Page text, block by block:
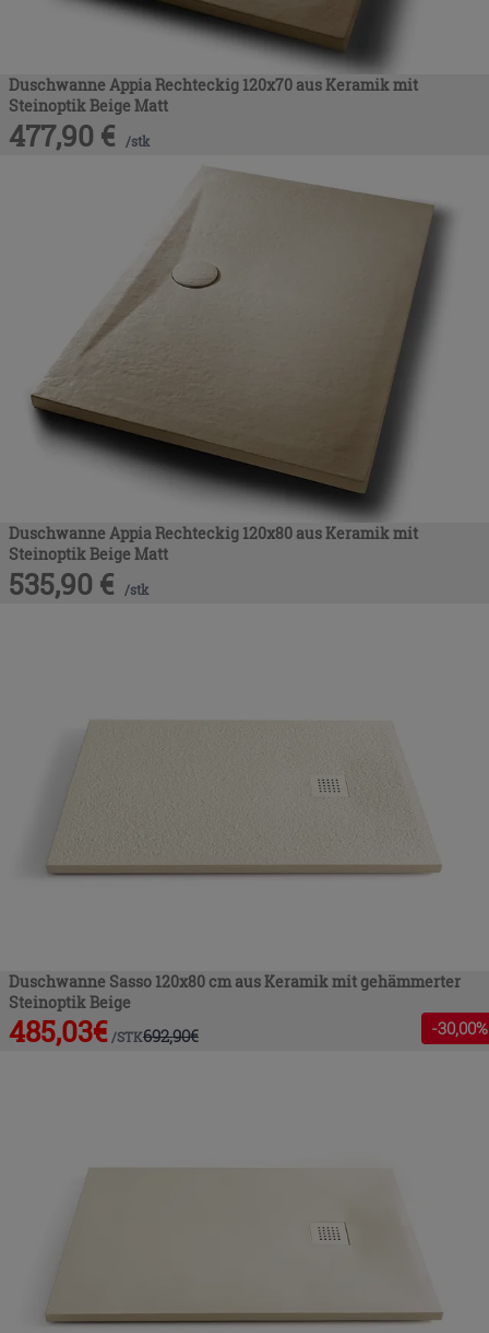
Duschwanne Appia Rechteckig 120x70 aus Keramik mit
Steinoptik Beige Matt
477,90 € /stk
Duschwanne Appia Rechteckig 120x80 aus Keramik mit
Steinoptik Beige Matt
535,90 € /stk
Duschwanne Sasso 120x80 cm aus Keramik mit gehämmerter
Steinoptik Beige
485,03€ /STK692,90€ -30,00%